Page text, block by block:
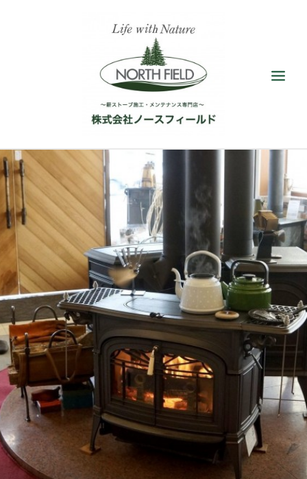
ショールーム
取扱い薪ストーブ
アクセサリー
施工／メンテナンス
最新情報／ブログ
会社概要
お問い合わせ
SEARCH